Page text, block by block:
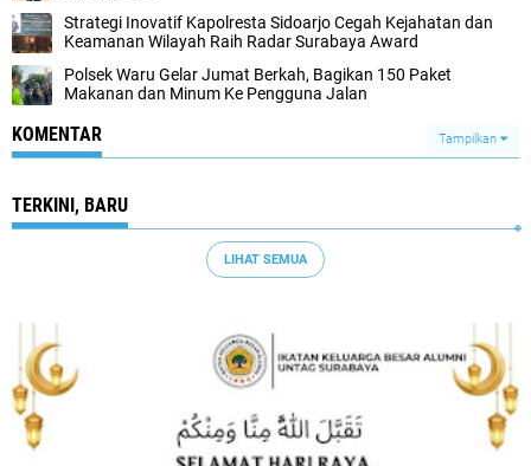
Strategi Inovatif Kapolresta Sidoarjo Cegah Kejahatan dan
Keamanan Wilayah Raih Radar Surabaya Award
Polsek Waru Gelar Jumat Berkah, Bagikan 150 Paket
Makanan dan Minum Ke Pengguna Jalan
KOMENTAR Tampilkan
TERKINI, BARU
LIHAT SEMUA